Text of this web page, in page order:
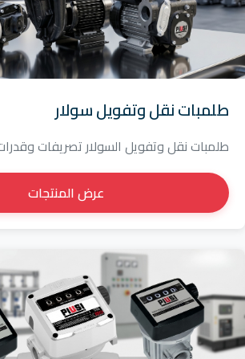
طلمبات نقل وتفويل سولار
طلمبات نقل وتفويل السولار تصريفات
عرض المنتجات